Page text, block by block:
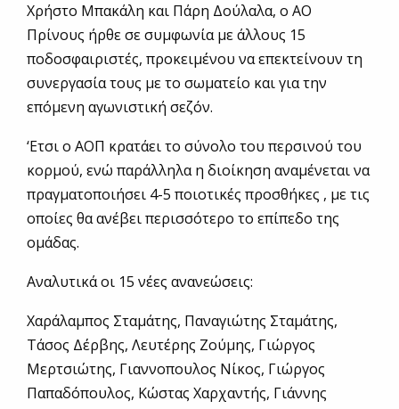
Χρήστο Μπακάλη και Πάρη Δούλαλα, ο ΑΟ
Πρίνους ήρθε σε συμφωνία με άλλους 15
ποδοσφαιριστές, προκειμένου να επεκτείνουν τη
συνεργασία τους με το σωματείο και για την
επόμενη αγωνιστική σεζόν.
‘Ετσι ο ΑΟΠ κρατάει το σύνολο του περσινού του
κορμού, ενώ παράλληλα η διοίκηση αναμένεται να
πραγματοποιήσει 4-5 ποιοτικές προσθήκες , με τις
οποίες θα ανέβει περισσότερο το επίπεδο της
ομάδας.
Αναλυτικά οι 15 νέες ανανεώσεις:
Χαράλαμπος Σταμάτης, Παναγιώτης Σταμάτης,
Τάσος Δέρβης, Λευτέρης Ζούμης, Γιώργος
Μερτσιώτης, Γιαννοπουλος Νίκος, Γιώργος
Παπαδόπουλος, Κώστας Χαρχαντής, Γιάννης